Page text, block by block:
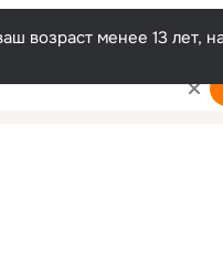
возраст менее 13 лет,